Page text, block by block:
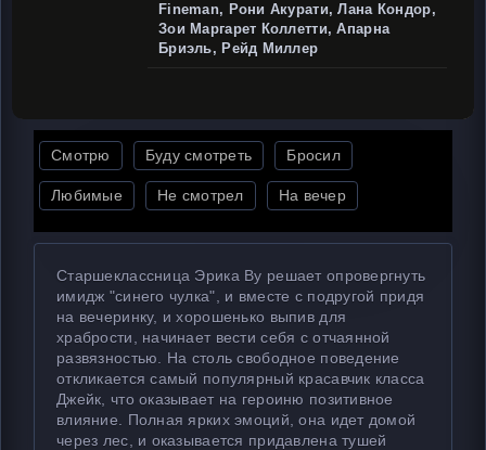
Fineman, Рони Акурати, Лана Кондор,
Зои Маргарет Коллетти, Апарна
Бриэль, Рейд Миллер
Смотрю Буду смотреть Бросил
Любимые Не смотрел На вечер
Старшеклассница Эрика Ву решает опровергнуть
имидж "синего чулка", и вместе с подругой придя
на вечеринку, и хорошенько выпив для
храбрости, начинает вести себя с отчаянной
развязностью. На столь свободное поведение
откликается самый популярный красавчик класса
Джейк, что оказывает на героиню позитивное
влияние. Полная ярких эмоций, она идет домой
через лес, и оказывается придавлена тушей